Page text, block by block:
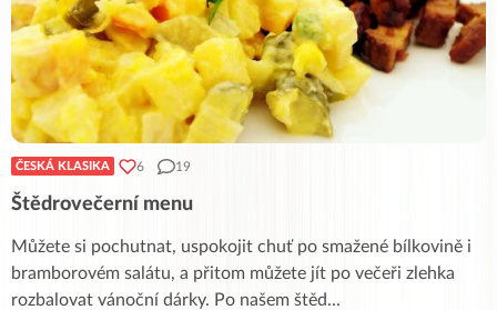
ČESKÁ KLASIKA 6 19
Štědrovečerní menu
Můžete si pochutnat, uspokojit chuť po smažené bílkovině i
bramborovém salátu, a přitom můžete jít po večeři zlehka
rozbalovat vánoční dárky. Po našem štěd...